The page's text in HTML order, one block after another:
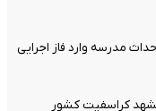
مدرسه وارد فاز اجرایی
کراسفیت کشور